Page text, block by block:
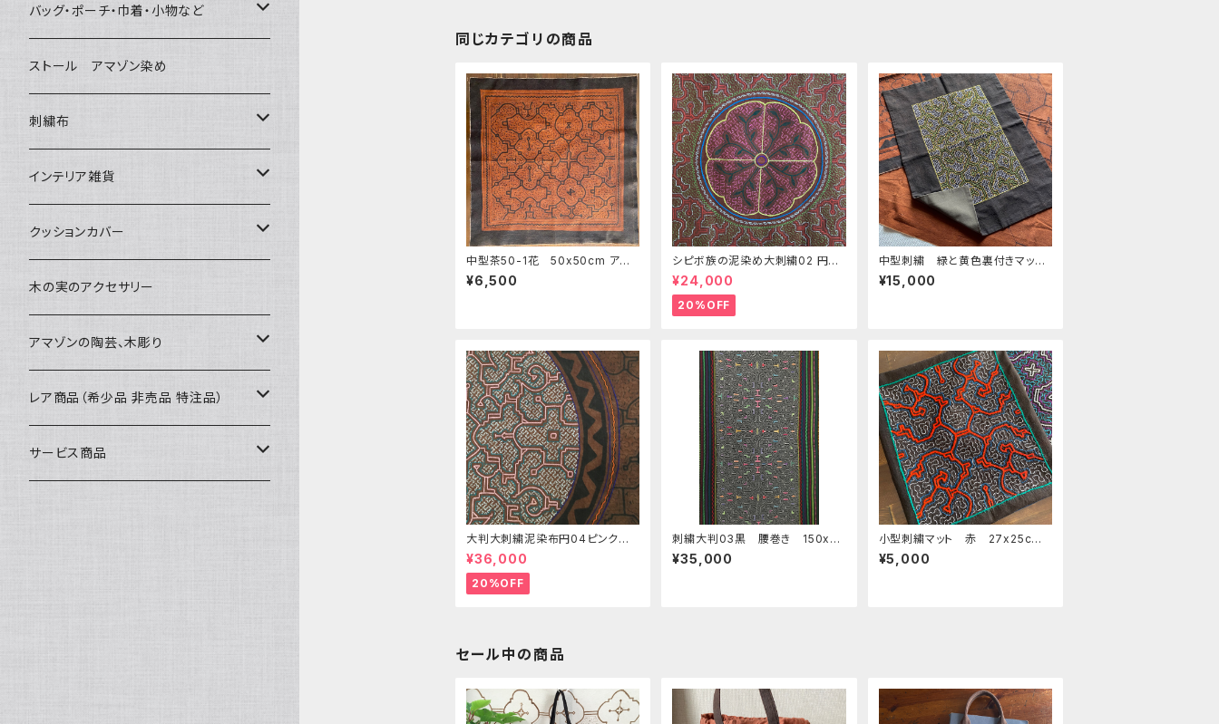
同じカテゴリの商品
中型茶50-1花 50x50cm アマ
ゾンの泥染め shipibo シピボ
族 南米アマゾンの草木染め 風
¥6,500
シピボ族の泥染め大刺繍02 円ア
ヤワスカピンク アマゾン・シピボ
族の泥染め アヤワスカ AAA タ
ペストリー 先住民族の工芸 ス
ピリチュアル
¥24,000
20%OFF
中型刺繍 緑と黄色裏付きマッ
ト 額装、タペストリー シピボ族
の手刺繍特注サイズ
¥15,000
大判大刺繍泥染布円04ピンク
アマゾン・シピボ族の泥染め アヤ
ワスカ AAA タペストリー 先住
民族の工芸 スピリチュアル
¥36,000
20%OFF
刺繍大判03黒 腰巻き 150x7
0 AAA フリーハンドの手刺繍
先住民族の民族衣装 天然素材
¥35,000
小型刺繍マット 赤 27x25cm
芯裏加工 泥染めの黒 シピボ族
の泥染め 先住民の刺繍工芸
¥5,000
セール中の商品
大判布150-特大250cm ベッドカバ
ー
中型布 30-90cm
30-50
小型布 コースター・カフェマット・ポ
ットマット
小型マット（正方形）
細長布 ロング テーブルランナー
バッグ・ポーチ・巾着・小物など
バッグ
草木染めと泥染め
帆布の泥染め
ポシェット・ポーチ・巾着
ポシェット・ショルダー
ポーチ・丸ポーチ・クラッチバッグ
パッチワーク
その他
ブックカバー
ストール アマゾン染め
刺繍布
大判刺繍腰巻
大判泥染め刺繍
小型・中型刺繍雑貨
インテリア雑貨
額装・木枠・パネル
テーブルコーディネート
コースター
カフェマット
ティッシュケースカバー
クッションカバー
小さめ 35cmより
40〜43cm
45cmx45cm
大きめ 50cmx50cm
木の実のアクセサリー
アマゾンの陶芸、木彫り
素焼きの器、動物たち
木彫りのアルマジロ、動物たち
レア商品（希少品 非売品 特注品）
泥染め布途中図
サービス商品